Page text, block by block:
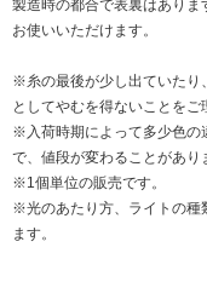
製造時の都合で表裏はあり
お使いいただけます。
※糸の最後が少し出ていたり
としてやむを得ないことをご
※入荷時期によって多少色の
で、値段が変わることがあり
※1個単位の販売です。
※光のあたり方、ライトの種
ます。